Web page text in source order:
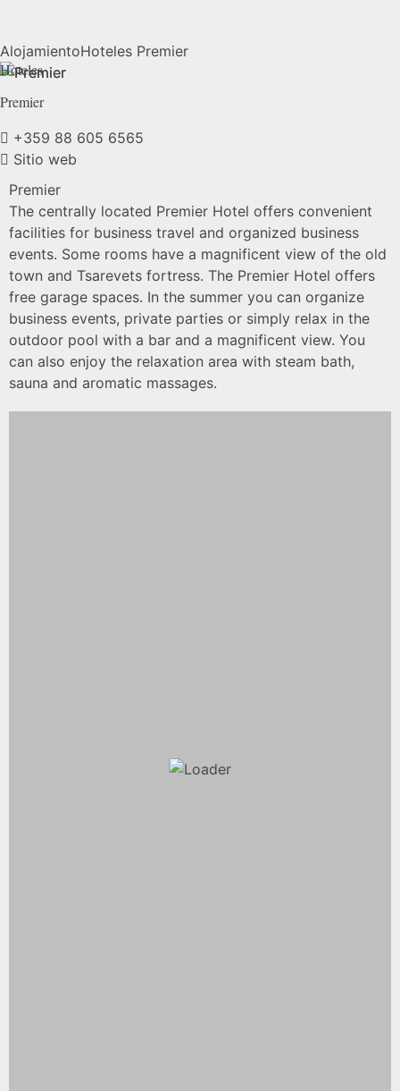
AlojamientoHoteles Premier
Hoteles
Premier
+359 88 605 6565
Sitio web
Premier
The centrally located Premier Hotel offers convenient
facilities for business travel and organized business
events. Some rooms have a magnificent view of the old
town and Tsarevets fortress. The Premier Hotel offers
free garage spaces. In the summer you can organize
business events, private parties or simply relax in the
outdoor pool with a bar and a magnificent view. You
can also enjoy the relaxation area with steam bath,
sauna and aromatic massages.